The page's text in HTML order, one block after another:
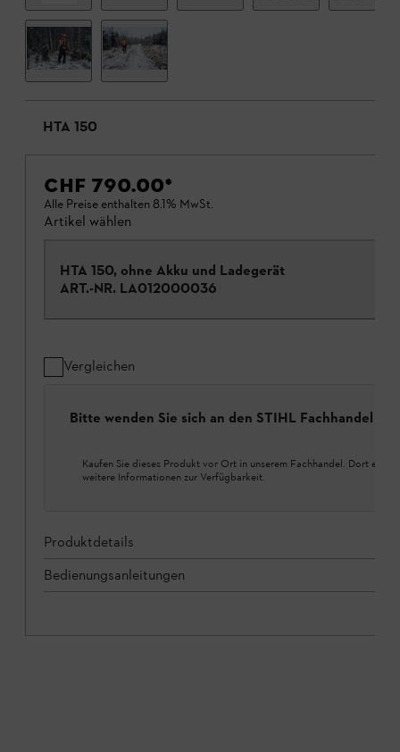
HTA 150
CHF 790.00*
Alle Preise enthalten 8.1% MwSt.
Artikel wählen
HTA 150, ohne Akku und Ladegerät
ART.-NR. LA012000036
Vergleichen
Bitte wenden Sie sich an den STIHL Fachhandel
Kaufen Sie dieses Produkt vor Ort in unserem Fachhandel. Dort
weitere Informationen zur Verfügbarkeit.
Produktdetails
Bedienungsanleitungen